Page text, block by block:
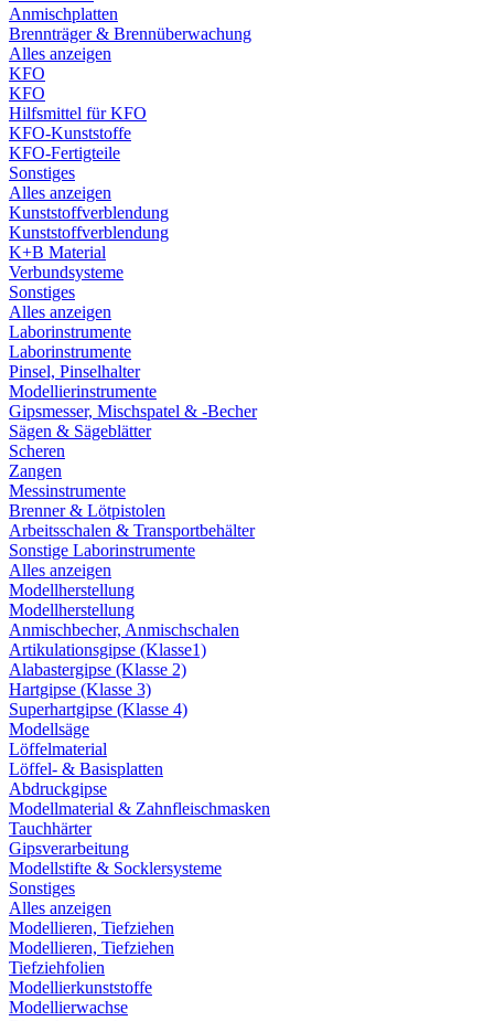
Anmischplatten
Brennträger & Brennüberwachung
Alles anzeigen
KFO
KFO
Hilfsmittel für KFO
KFO-Kunststoffe
KFO-Fertigteile
Sonstiges
Alles anzeigen
Kunststoffverblendung
Kunststoffverblendung
K+B Material
Verbundsysteme
Sonstiges
Alles anzeigen
Laborinstrumente
Laborinstrumente
Pinsel, Pinselhalter
Modellierinstrumente
Gipsmesser, Mischspatel & -Becher
Sägen & Sägeblätter
Scheren
Zangen
Messinstrumente
Brenner & Lötpistolen
Arbeitsschalen & Transportbehälter
Sonstige Laborinstrumente
Alles anzeigen
Modellherstellung
Modellherstellung
Anmischbecher, Anmischschalen
Artikulationsgipse (Klasse1)
Alabastergipse (Klasse 2)
Hartgipse (Klasse 3)
Superhartgipse (Klasse 4)
Modellsäge
Löffelmaterial
Löffel- & Basisplatten
Abdruckgipse
Modellmaterial & Zahnfleischmasken
Tauchhärter
Gipsverarbeitung
Modellstifte & Socklersysteme
Sonstiges
Alles anzeigen
Modellieren, Tiefziehen
Modellieren, Tiefziehen
Tiefziehfolien
Modellierkunststoffe
Modellierwachse